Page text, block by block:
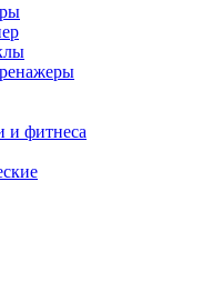
и фитнеса